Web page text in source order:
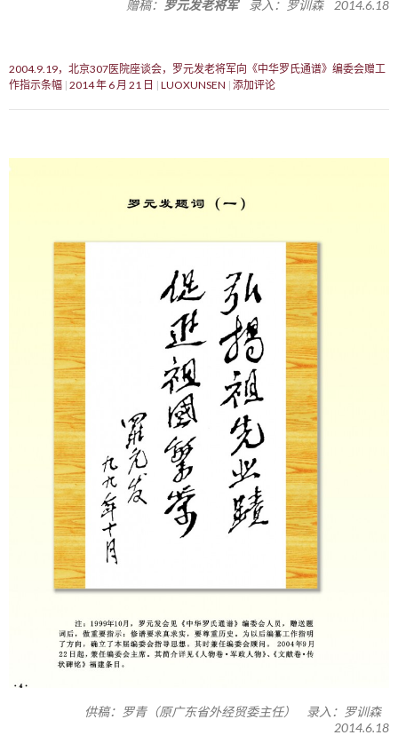
赠稿： 罗元发老将军录入：罗训森 2014.6.18
2004.9.19，北京307医院座谈会，罗元发老将军向《中华罗氏通谱》编委会赠工
作指示条幅 2014 年 6 月 21 日 LUOXUNSEN 添加评论
供稿：罗青（原广东省外经贸委主任） 录入：罗训森
2014.6.18